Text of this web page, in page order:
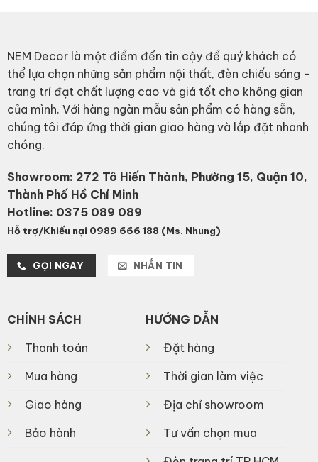
NEM Decor là một điểm đến tin cậy để quý khách có
thể lựa chọn những sản phẩm nội thất, đèn chiếu sáng -
trang trí đạt chất lượng cao và giá tốt cho không gian
của mình. Với hàng ngàn mẫu sản phẩm có hàng sẵn,
chúng tôi đáp ứng thời gian giao hàng và lắp đặt nhanh
chóng.
Showroom: 272 Tô Hiến Thành, Phường 15, Quận 10,
Thành Phố Hồ Chí Minh
Hotline: 0375 089 089
Hỗ trợ/Khiếu nại 0989 666 188 (Ms. Nhung)
GỌI NGAY NHẮN TIN
CHÍNH SÁCH
Thanh toán
Mua hàng
Giao hàng
Bảo hành
HƯỚNG DẪN
Đặt hàng
Thời gian làm việc
Địa chỉ showroom
Tư vấn chọn mua